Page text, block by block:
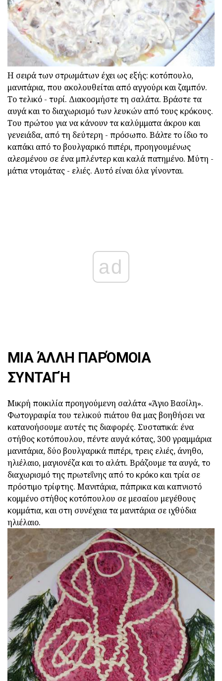
Η σειρά των στρωμάτων έχει ως εξής: κοτόπουλο,
μανιτάρια, που ακολουθείται από αγγούρι και ζαμπόν.
Το τελικό - τυρί. Διακοσμήστε τη σαλάτα. Βράστε τα
αυγά και το διαχωρισμό των λευκών από τους κρόκους.
Του πρώτου για να κάνουν τα καλύμματα άκρου και
γενειάδα, από τη δεύτερη - πρόσωπο. Βάλτε το ίδιο το
καπάκι από το βουλγαρικό πιπέρι, προηγουμένως
αλεσμένου σε ένα μπλέντερ και καλά πατημένο. Μύτη -
μάτια ντομάτας - ελιές. Αυτό είναι όλα γίνονται.
ad
ΜΙΑ ΆΛΛΗ ΠΑΡΌΜΟΙΑ
ΣΥΝΤΑΓΉ
Μικρή ποικιλία προηγούμενη σαλάτα «Άγιο Βασίλη».
Φωτογραφία του τελικού πιάτου θα μας βοηθήσει να
κατανοήσουμε αυτές τις διαφορές. Συστατικά: ένα
στήθος κοτόπουλου, πέντε αυγά κότας, 300 γραμμάρια
μανιτάρια, δύο βουλγαρικά πιπέρι, τρεις ελιές, άνηθο,
ηλιέλαιο, μαγιονέζα και το αλάτι. Βράζουμε τα αυγά, το
διαχωρισμό της πρωτεΐνης από το κρόκο και τρία σε
πρόστιμο τρίφτης. Μανιτάρια, πάπρικα και καπνιστό
κομμένο στήθος κοτόπουλου σε μεσαίου μεγέθους
κομμάτια, και στη συνέχεια τα μανιτάρια σε ιχθύδια
ηλιέλαιο.